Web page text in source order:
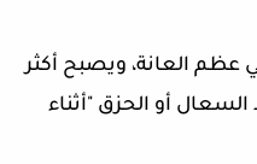
عظم العانة، ويصبح أكثر
أو الحزق "أثناء